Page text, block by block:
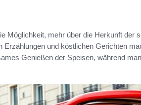
Möglichkeit, mehr über die Herkunft der
Erzählungen und köstlichen Gerichten
Genießen der Speisen, während